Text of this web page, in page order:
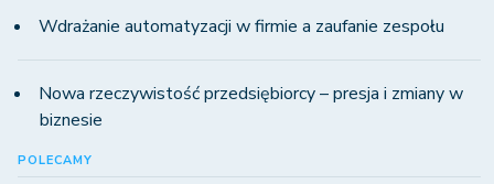
Wdrażanie automatyzacji w firmie a zaufanie zespołu
Nowa rzeczywistość przedsiębiorcy – presja i zmiany w
biznesie
POLECAMY